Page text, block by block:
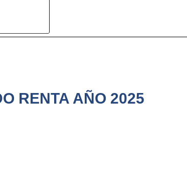
RENTA AÑO 2025